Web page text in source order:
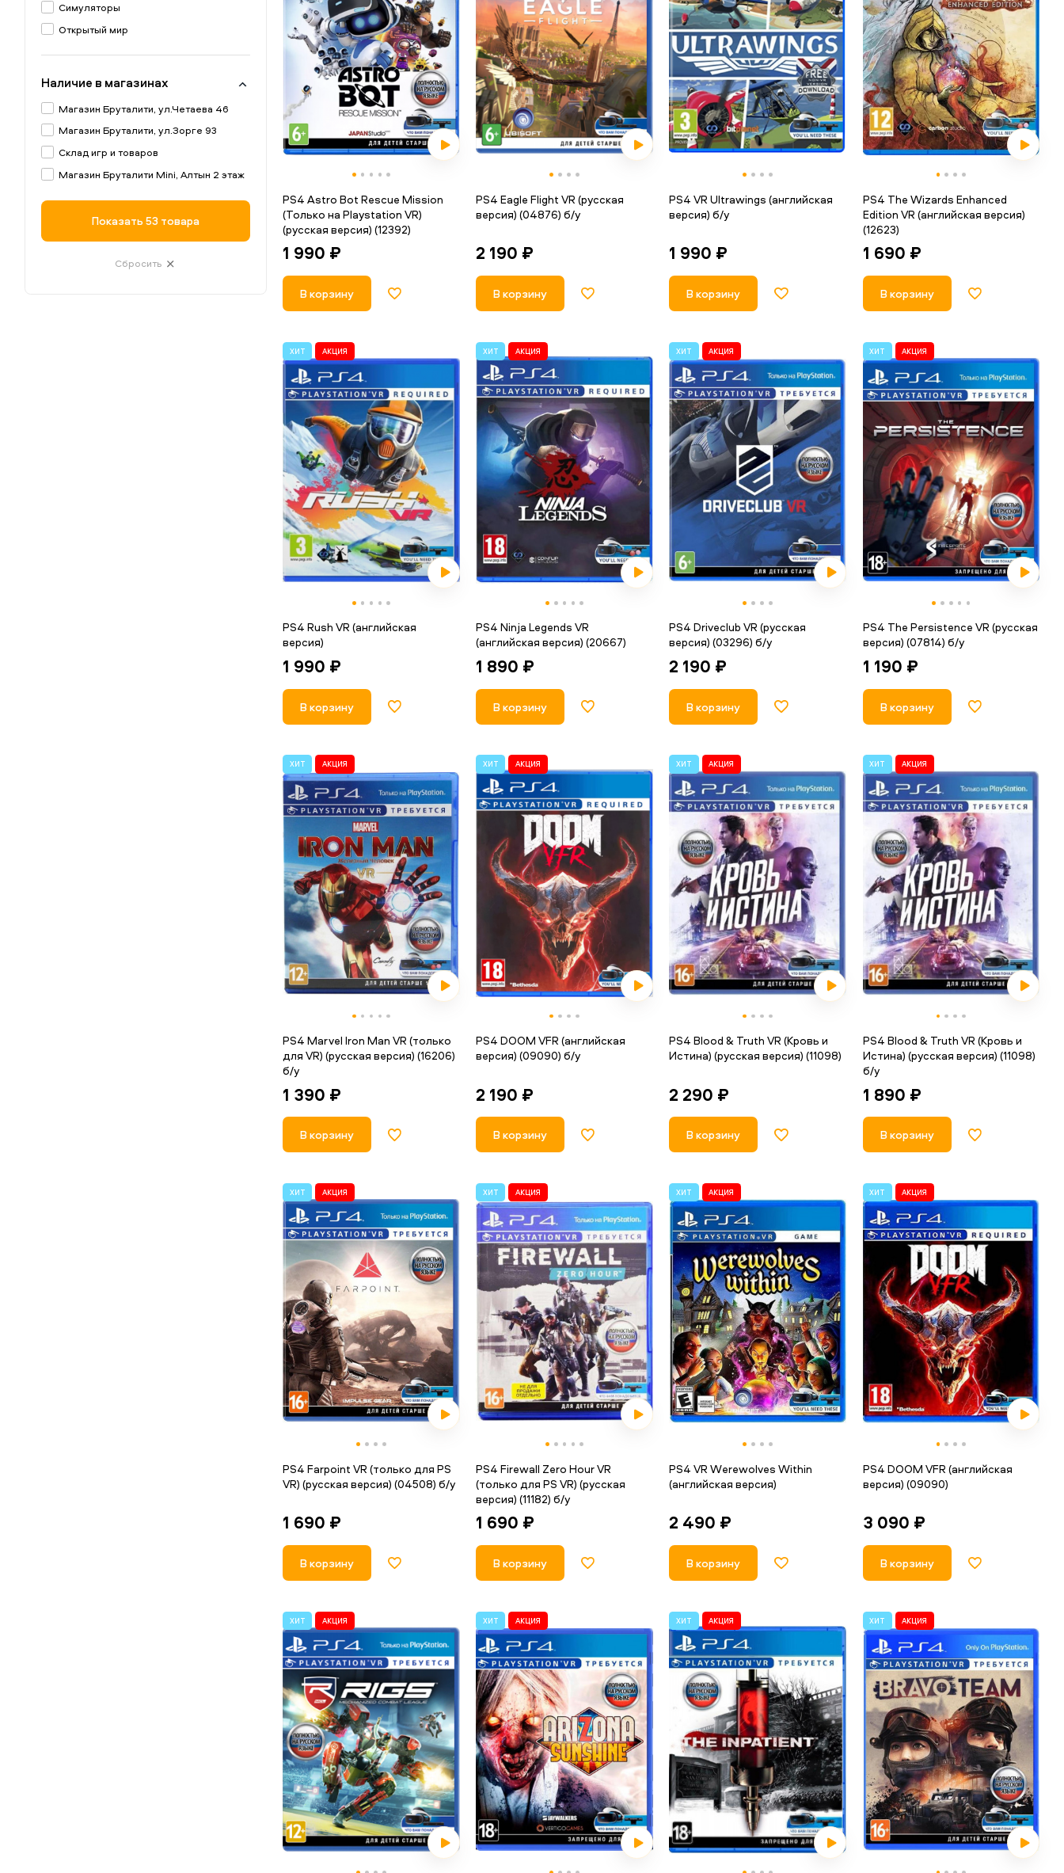
Симуляторы
Открытый мир
Наличие в магазинах
Магазин Бруталити, ул.Четаева 46
Магазин Бруталити, ул.Зорге 93
Склад игр и товаров
Магазин Бруталити Mini, Алтын 2 этаж
Показать53 товара
Сбросить
PS4 Astro Bot Rescue Mission
(Только на Playstation VR)
(русская версия) (12392)
1 990 ₽
В корзину
PS4 Eagle Flight VR (русская
версия) (04876) б/у
2 190 ₽
В корзину
PS4 VR Ultrawings (английская
версия) б/у
1 990 ₽
В корзину
PS4 The Wizards Enhanced
Edition VR (английская версия)
(12623)
1 690 ₽
В корзину
ХИТ АКЦИЯ
PS4 Rush VR (английская
версия)
1 990 ₽
В корзину
ХИТ АКЦИЯ
PS4 Ninja Legends VR
(английская версия) (20667)
1 890 ₽
В корзину
ХИТ АКЦИЯ
PS4 Driveclub VR (русская
версия) (03296) б/у
2 190 ₽
В корзину
ХИТ АКЦИЯ
PS4 The Persistence VR (русская
версия) (07814) б/у
1 190 ₽
В корзину
ХИТ АКЦИЯ
PS4 Marvel Iron Man VR (только
для VR) (русская версия) (16206)
б/у
1 390 ₽
В корзину
ХИТ АКЦИЯ
PS4 DOOM VFR (английская
версия) (09090) б/у
2 190 ₽
В корзину
ХИТ АКЦИЯ
PS4 Blood & Truth VR (Кровь и
Истина) (русская версия) (11098)
2 290 ₽
В корзину
ХИТ АКЦИЯ
PS4 Blood & Truth VR (Кровь и
Истина) (русская версия) (11098)
б/у
1 890 ₽
В корзину
ХИТ АКЦИЯ
PS4 Farpoint VR (только для PS
VR) (русская версия) (04508) б/у
1 690 ₽
В корзину
ХИТ АКЦИЯ
PS4 Firewall Zero Hour VR
(только для PS VR) (русская
версия) (11182) б/у
1 690 ₽
В корзину
ХИТ АКЦИЯ
PS4 VR Werewolves Within
(английская версия)
2 490 ₽
В корзину
ХИТ АКЦИЯ
PS4 DOOM VFR (английская
версия) (09090)
3 090 ₽
В корзину
ХИТ АКЦИЯ ХИТ АКЦИЯ ХИТ АКЦИЯ ХИТ АКЦИЯ